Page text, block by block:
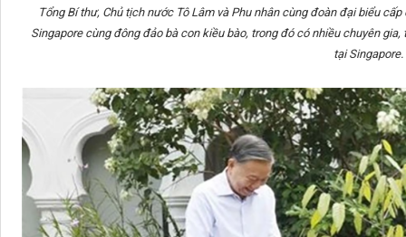
Tổng Bí thư, Chủ tịch nước Tô Lâm và Phu nhân cùng đoàn đại biểu
Singapore cùng đông đảo bà con kiều bào, trong đó có nhiều chuyên
tại Singapore.